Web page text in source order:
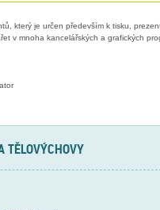
který je určen především k tisku,
v mnoha kancelářských a grafických
TĚLOVÝCHOVY